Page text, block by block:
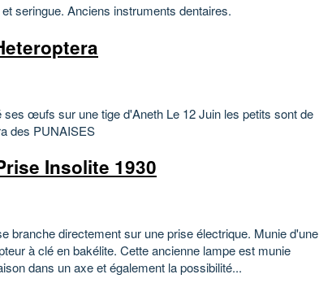
seringue. Anciens instruments dentaires.
ses œufs sur une tige d'Aneth Le 12 Juin les petits sont de
des PUNAISES
Insolite 1930
branche directement sur une prise électrique. Munie d'une
à clé en bakélite. Cette ancienne lampe est munie
dans un axe et également la possibilité...